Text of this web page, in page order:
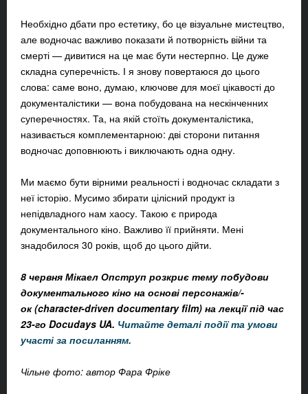
Необхідно дбати про естетику, бо це візуальне мистецтво,
але водночас важливо показати й потворність війни та
смерті — дивитися на це має бути нестерпно. Це дуже
складна суперечність. І я знову повертаюся до цього
слова: саме воно, думаю, ключове для моєї цікавості до
документалістики — вона побудована на нескінченних
суперечностях. Та, на якій стоїть документалістика,
називається комплементарною: дві сторони питання
водночас доповнюють і виключають одна одну.
Ми маємо бути вірними реальності і водночас складати з
неї історію. Мусимо збирати цілісний продукт із
непідвладного нам хаосу. Такою є природа
документального кіно. Важливо її прийняти. Мені
знадобилося 30 років, щоб до цього дійти.
8 червня Мікаел Опструп розкриє тему побудови
документального кіно на основі персонажів/-
ок (character-driven documentary film) на лекції під час
23-го Docudays UA. Читайте деталі події та умови
участі за посиланням.
Чільне фото: автор Фара Фріке